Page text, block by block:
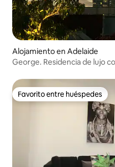
Alojamiento en Adelaide
George. Residencia de lujo
Favorito entre huéspedes
Favorito entre huéspedes